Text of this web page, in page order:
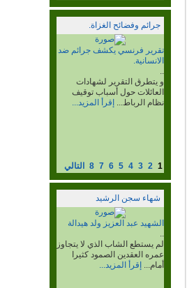
جرائم وفضائح الغزاة.
إستمرار الاعتقالات في صفوف
الصحراويين على خلفية أحداث
العيون
..
في الدار البيضاء وطانطان
وبوجدور والسمارة وغيرها ،
1
2
3
4
5
6
7
8 التالي
شهاء سجن الرشيد
الشهيد محمد الشيخ ولد ابراهيم
ولد عبد الله ولد سيدي يوسف،
المعروف بالديخ، وإسمه
الحركي أكلاي، شهيد جلادي
القيادة رحمة الله عليه...